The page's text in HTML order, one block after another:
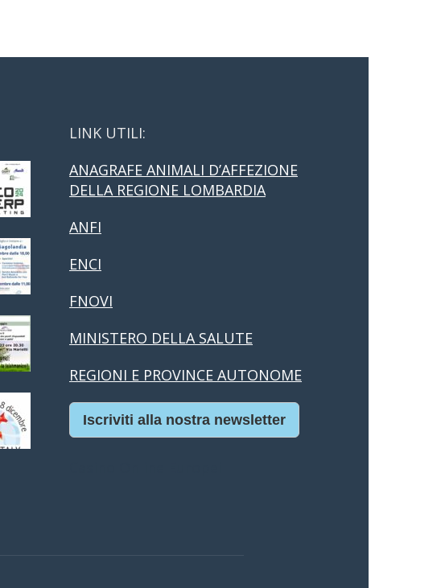
LINK UTILI:
ANAGRAFE ANIMALI D’AFFEZIONE
DELLA REGIONE LOMBARDIA
ANFI
ENCI
FNOVI
MINISTERO DELLA SALUTE
REGIONI E PROVINCE AUTONOME
Iscriviti alla nostra newsletter